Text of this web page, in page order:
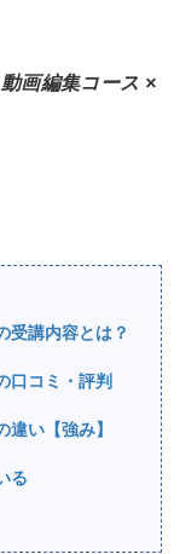
画編集コース ×
受講内容とは？
口コミ・評判
違い【強み】
る